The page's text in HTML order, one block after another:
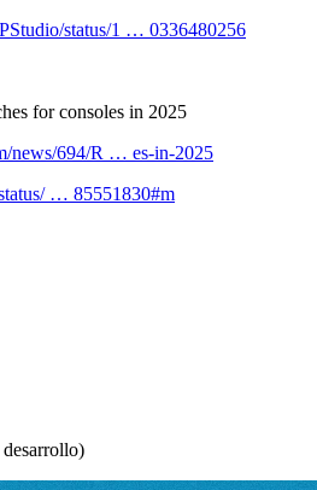
status/1 … 0336480256
for consoles in 2025
news/694/R … es-in-2025
… 85551830#m